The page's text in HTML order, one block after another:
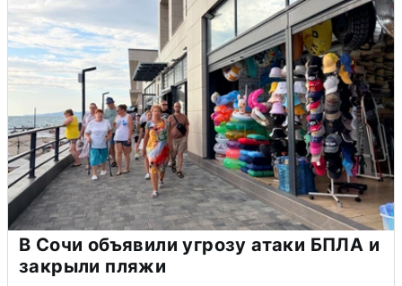
В Сочи объявили угрозу атаки БПЛА и
закрыли пляжи